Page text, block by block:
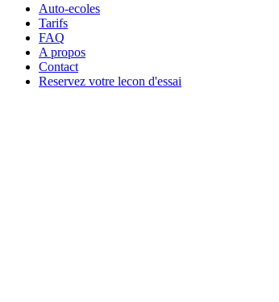
Auto-ecoles
Tarifs
FAQ
A propos
Contact
Reservez votre lecon d'essai